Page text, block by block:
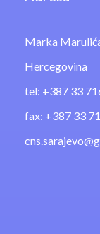
Marka
Hercegovina
tel: +387 33
fax: +387 33